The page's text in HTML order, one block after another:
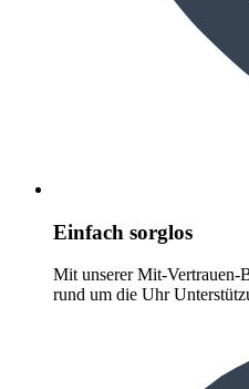
Einfach sorglos
Mit unserer Mit-Vertrauen-
rund um die Uhr